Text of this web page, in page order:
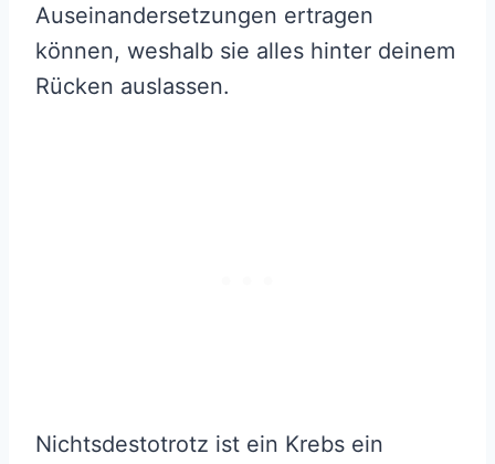
Auseinandersetzungen ertragen
können, weshalb sie alles hinter deinem
Rücken auslassen.
Nichtsdestotrotz ist ein Krebs ein